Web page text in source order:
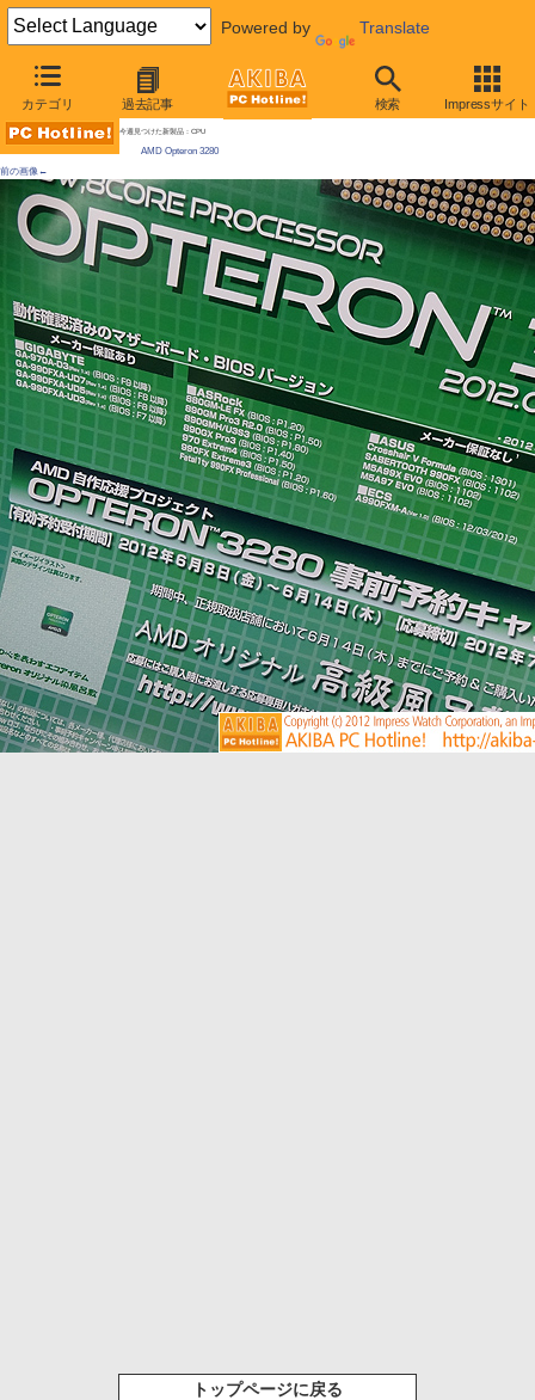
Powered by Translate
カテゴリ 過去記事 検索 Impressサイト
AKIBA PC Hotline!
[拡大画像]8コア・65WのOpteronが「自作向け」に発売、動作デモも実施中
今週見つけた新製品：CPU
AMD Opteron 3280
前の画像←
トップページに戻る